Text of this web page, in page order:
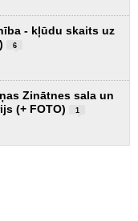
- kļūdu skaits uz
6
Zinātnes sala un
(+ FOTO)
1